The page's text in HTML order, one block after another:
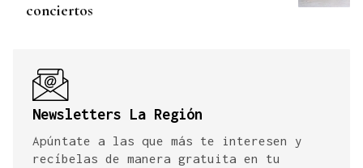
conciertos
Newsletters La Región
Apúntate a las que más te interesen y
recíbelas de manera gratuita en tu